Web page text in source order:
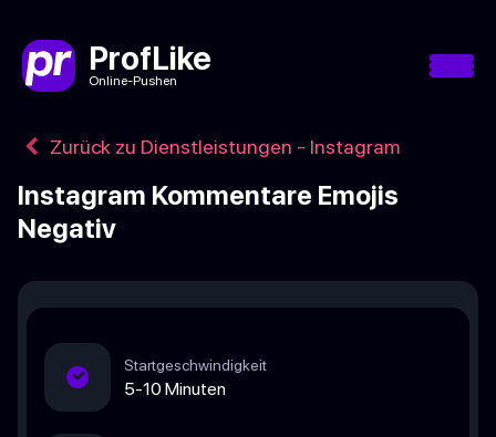
ProfLike
Online-Pushen
Zurück zu Dienstleistungen - Instagram
Instagram Kommentare Emojis
Negativ
Startgeschwindigkeit
5-10 Minuten